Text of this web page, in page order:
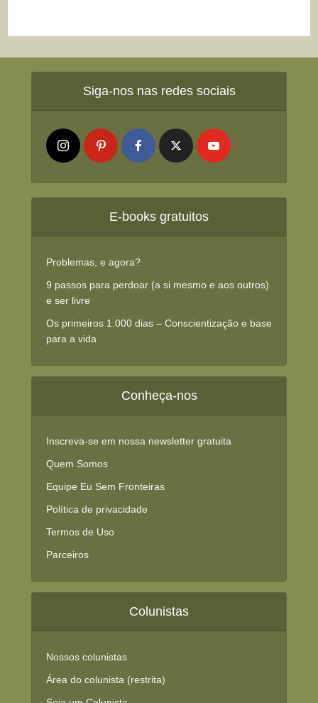
Siga-nos nas redes sociais
E-books gratuitos
Problemas, e agora?
9 passos para perdoar (a si mesmo e aos outros)
e ser livre
Os primeiros 1.000 dias – Conscientização e base
para a vida
Conheça-nos
Inscreva-se em nossa newsletter gratuita
Quem Somos
Equipe Eu Sem Fronteiras
Política de privacidade
Termos de Uso
Parceiros
Colunistas
Nossos colunistas
Área do colunista (restrita)